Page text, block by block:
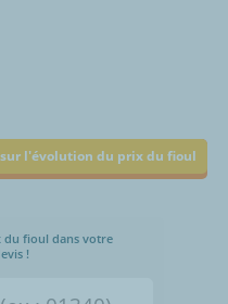
sur l'évolution du prix du fioul
du fioul dans votre
!